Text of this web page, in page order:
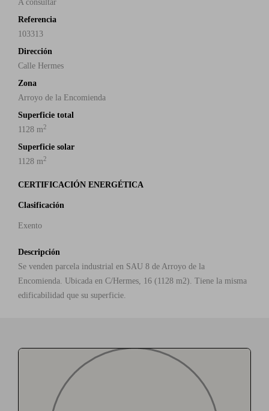
A consultar
Referencia
103313
Dirección
Calle Hermes
Zona
Arroyo de la Encomienda
Superficie total
1128 m2
Superficie solar
1128 m2
CERTIFICACIÓN ENERGÉTICA
Clasificación
Exento
Descripción
Se venden parcela industrial en SAU 8 de Arroyo de la
Encomienda. Ubicada en C/Hermes, 16 (1128 m2). Tiene la misma
edificabilidad que su superficie.